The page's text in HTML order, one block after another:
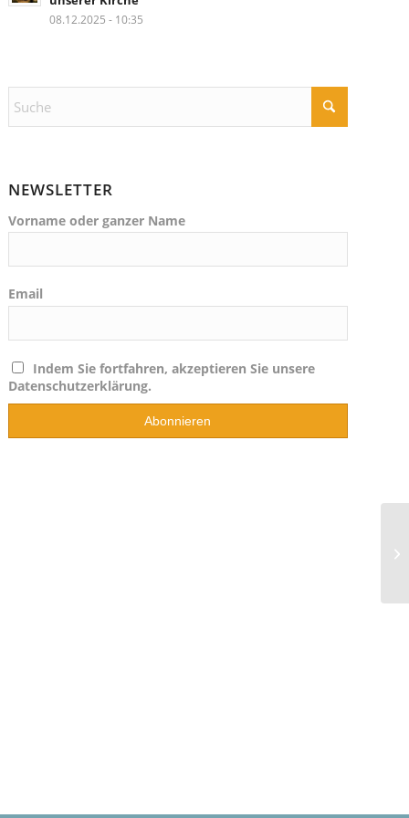
08.12.2025 - 10:35
NEWSLETTER
Vorname oder ganzer Name
Email
Indem Sie fortfahren, akzeptieren Sie unsere
Datenschutzerklärung.